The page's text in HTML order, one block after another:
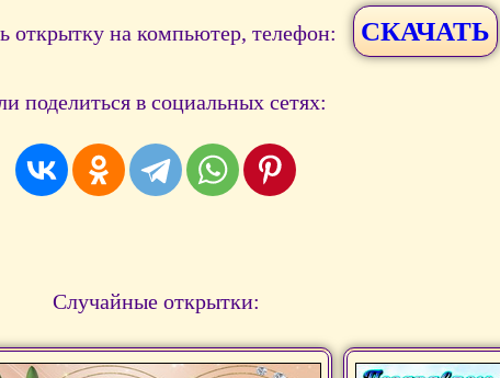
открытку на компьютер, телефон: СКАЧАТЬ
поделиться в социальных сетях:
Случайные открытки: